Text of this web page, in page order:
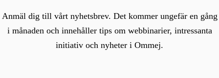
Anmäl dig till vårt nyhetsbrev. Det kommer ungefär en gång
i månaden och innehåller tips om webbinarier, intressanta
initiativ och nyheter i Ommej.